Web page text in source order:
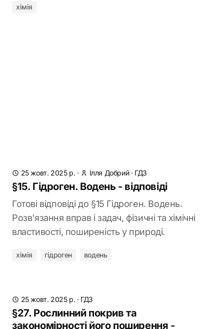
хімія
25 жовт. 2025 р. · Ілля Добрий· ГДЗ
§15. Гідроген. Водень - відповіді
Готові відповіді до §15 Гідроген. Водень.
Розв'язання вправ і задач, фізичні та хімічні
властивості, поширеність у природі.
хімія гідроген водень
25 жовт. 2025 р. · ГДЗ
§27. Рослинний покрив та
закономірності його поширення -